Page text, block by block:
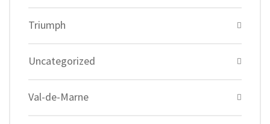
Triumph
Uncategorized
Val-de-Marne